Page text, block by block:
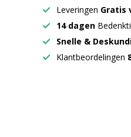
Leveringen Gratis
14 dagen
Snelle &
Klantbeordelingen